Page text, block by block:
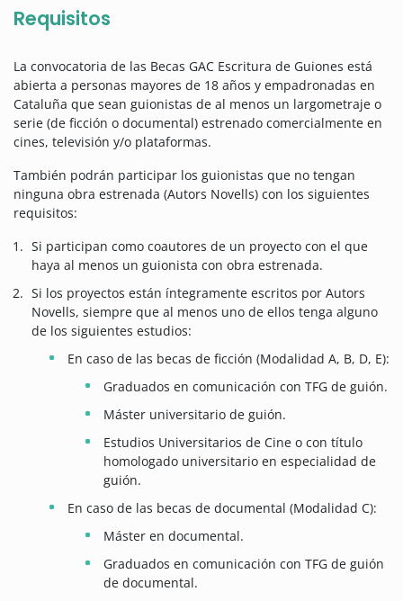
Requisitos
La convocatoria de las Becas GAC Escritura de Guiones está
abierta a personas mayores de 18 años y empadronadas en
Cataluña que sean guionistas de al menos un largometraje o
serie (de ficción o documental) estrenado comercialmente en
cines, televisión y/o plataformas.
También podrán participar los guionistas que no tengan
ninguna obra estrenada (Autors Novells) con los siguientes
requisitos:
Si participan como coautores de un proyecto con el que
haya al menos un guionista con obra estrenada.
Si los proyectos están íntegramente escritos por Autors
Novells, siempre que al menos uno de ellos tenga alguno
de los siguientes estudios:
En caso de las becas de ficción (Modalidad A, B, D, E):
Graduados en comunicación con TFG de guión.
Máster universitario de guión.
Estudios Universitarios de Cine o con título
homologado universitario en especialidad de
guión.
En caso de las becas de documental (Modalidad C):
Máster en documental.
Graduados en comunicación con TFG de guión
de documental.